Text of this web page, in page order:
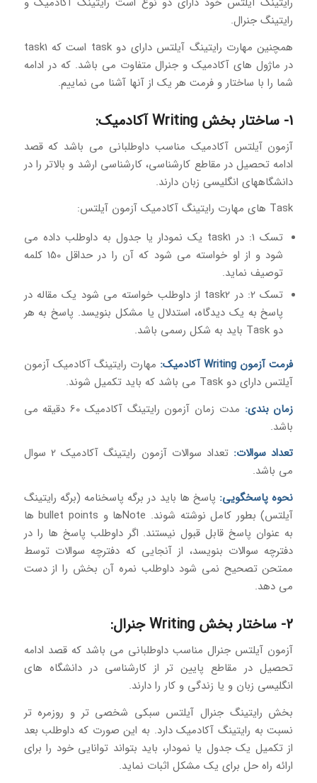
رایتینگ جنرال.
همچنین مهارت رایتینگ آیلتس دارای دو task است که task1
در ماژول های آکادمیک و جنرال متفاوت می باشد. که در ادامه
شما را با ساختار و فرمت هر یک از آنها آشنا می نماییم.
1- ساختار بخش Writing آکادمیک:
آزمون آیلتس آکادمیک مناسب داوطلبانی می باشد که قصد
ادامه تحصیل در مقاطع کارشناسی، کارشناسی ارشد و بالاتر را در
دانشگاههای انگلیسی زبان دارند.
Task های مهارت رایتینگ آکادمیک آزمون آیلتس:
تسک 1: در task1 یک نمودار یا جدول به داوطلب داده می
شود و از او خواسته می شود که آن را در حداقل 150 کلمه
توصیف نماید.
تسک 2: در task2 از داوطلب خواسته می شود یک مقاله در
پاسخ به یک دیدگاه، استدلال یا مشکل بنویسد. پاسخ به هر
دو Task باید به شکل رسمی باشد.
فرمت آزمون Writing آکادمیک:
مهارت رایتینگ آکادمیک آزمون
آیلتس دارای دو Task می باشد که باید تکمیل شوند.
زمان بندی:
مدت زمان آزمون رایتینگ آکادمیک 60 دقیقه می
باشد.
تعداد سوالات:
تعداد سوالات آزمون رایتینگ آکادمیک 2 سوال
می باشد.
نحوه پاسخگویی: پاسخ ها باید در برگه پاسخنامه (برگه رایتینگ
آیلتس) بطور کامل نوشته شوند. Noteها و bullet points ها
به عنوان پاسخ قابل قبول نیستند. اگر داوطلب پاسخ ها را در
دفترچه سوالات بنویسد، از آنجایی که دفترچه سوالات توسط
ممتحن تصحیح نمی شود داوطلب نمره آن بخش را از دست
می دهد.
2- ساختار بخش Writing جنرال:
آزمون آیلتس جنرال مناسب داوطلبانی می باشد که قصد ادامه
تحصیل در مقاطع پایین تر از کارشناسی در دانشگاه های
انگلیسی زبان و یا زندگی و کار را دارند.
بخش رایتینگ جنرال آیلتس سبکی شخصی تر و روزمره تر
نسبت به رایتینگ آکادمیک دارد. به این صورت که داوطلب بعد
از تکمیل یک جدول یا نمودار، باید بتواند توانایی خود را برای
ارائه راه حل برای یک مشکل اثبات نماید.